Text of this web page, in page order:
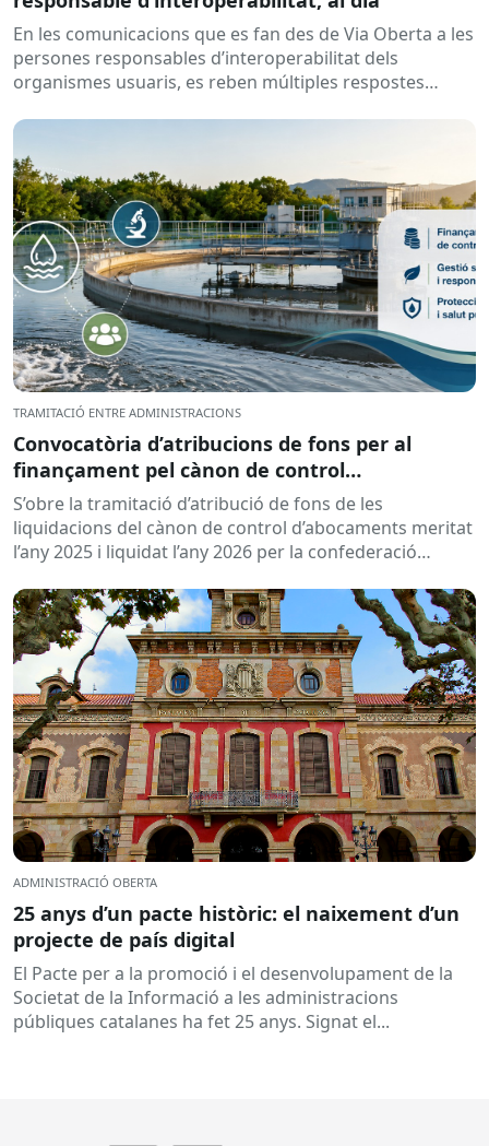
En les comunicacions que es fan des de Via Oberta a les
persones responsables d’interoperabilitat dels
organismes usuaris, es reben múltiples respostes
TRAMITACIÓ ENTRE ADMINISTRACIONS
Convocatòria d’atribucions de fons per al
finançament pel cànon de control
d’abocaments meritat l’any 2025 i liquidat l’any
2026
S’obre la tramitació d’atribució de fons de les
liquidacions del cànon de control d’abocaments meritat
l’any 2025 i liquidat l’any 2026 per la confederació
ADMINISTRACIÓ OBERTA
25 anys d’un pacte històric: el naixement d’un
projecte de país digital
El Pacte per a la promoció i el desenvolupament de la
Societat de la Informació a les administracions
públiques catalanes ha fet 25 anys. Signat el...